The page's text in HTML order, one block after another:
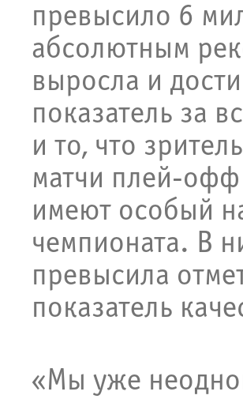
превысило 6
абсолютным
выросла и
показатель за
и то, что
матчи плей-офф
имеют особый
чемпионата. В
превысила
показатель
«Мы уже